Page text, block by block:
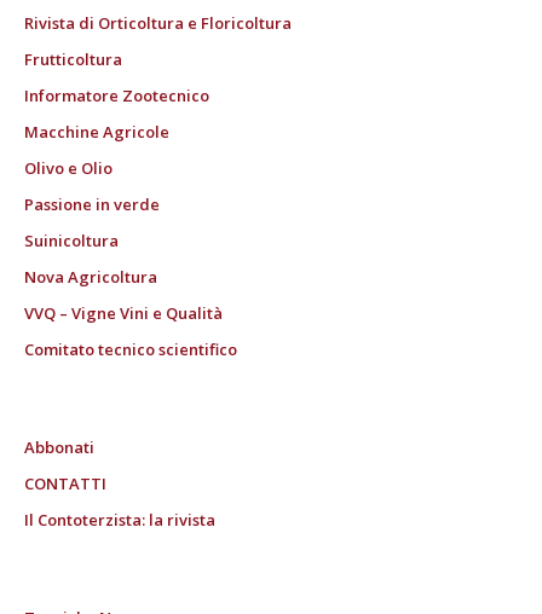
Rivista di Orticoltura e Floricoltura
Frutticoltura
Informatore Zootecnico
Macchine Agricole
Olivo e Olio
Passione in verde
Suinicoltura
Nova Agricoltura
VVQ – Vigne Vini e Qualità
Comitato tecnico scientifico
Abbonati
CONTATTI
Il Contoterzista: la rivista